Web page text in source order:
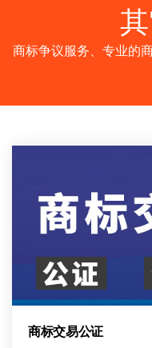
商标争议服务、专业的
商标交易公证